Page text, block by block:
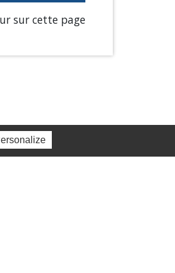
sur cette page